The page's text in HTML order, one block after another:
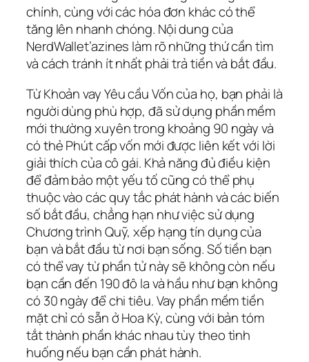
chính, cùng với các hóa đơn khác có thể
tăng lên nhanh chóng. Nội dung của
NerdWallet’azines làm rõ những thứ cần tìm
và cách tránh ít nhất phải trả tiền và bắt đầu.
Từ Khoản vay Yêu cầu Vốn của họ, bạn phải là
người dùng phù hợp, đã sử dụng phần mềm
mới thường xuyên trong khoảng 90 ngày và
có thẻ Phút cấp vốn mới được liên kết với lời
giải thích của cô gái. Khả năng đủ điều kiện
để đảm bảo một yếu tố cũng có thể phụ
thuộc vào các quy tắc phát hành và các biến
số bắt đầu, chẳng hạn như việc sử dụng
Chương trình Quỹ, xếp hạng tín dụng của
bạn và bắt đầu từ nơi bạn sống. Số tiền bạn
có thể vay từ phần tử này sẽ không còn nếu
bạn cần đến 190 đô la và hầu như bạn không
có 30 ngày để chi tiêu. Vay phần mềm tiền
mặt chỉ có sẵn ở Hoa Kỳ, cùng với bản tóm
tắt thành phần khác nhau tùy theo tình
huống nếu bạn cần phát hành.